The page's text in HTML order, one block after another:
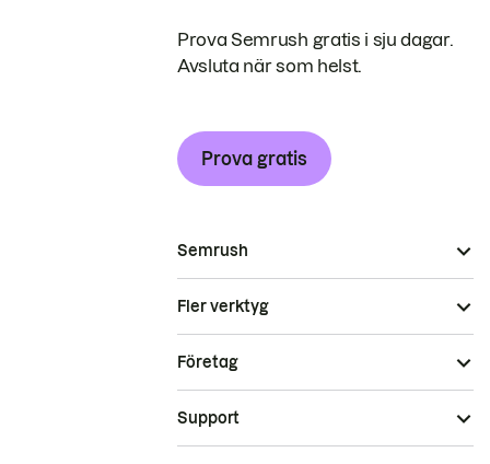
Prova Semrush gratis i sju dagar.
Avsluta när som helst.
Prova gratis
Semrush
Fler verktyg
Företag
Support